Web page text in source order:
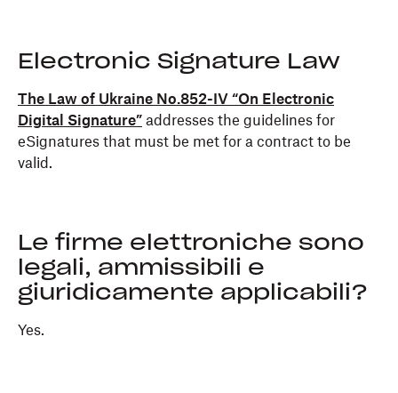
Electronic Signature Law
The Law of Ukraine No.852-IV “On Electronic
Digital Signature” addresses the guidelines for
eSignatures that must be met for a contract to be
valid.
Le firme elettroniche sono
legali, ammissibili e
giuridicamente applicabili?
Yes.